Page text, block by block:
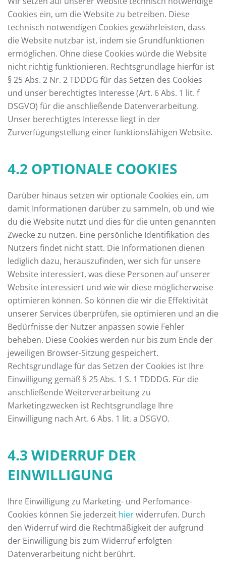
Cookies ein, um die Website zu betreiben. Diese
technisch notwendigen Cookies gewährleisten, dass
die Website nutzbar ist, indem sie Grundfunktionen
ermöglichen. Ohne diese Cookies würde die Website
nicht richtig funktionieren. Rechtsgrundlage hierfür ist
§ 25 Abs. 2 Nr. 2 TDDDG für das Setzen des Cookies
und unser berechtigtes Interesse (Art. 6 Abs. 1 lit. f
DSGVO) für die anschließende Datenverarbeitung.
Unser berechtigtes Interesse liegt in der
Zurverfügungstellung einer funktionsfähigen Website.
4.2 OPTIONALE COOKIES
Darüber hinaus setzen wir optionale Cookies ein, um
damit Informationen darüber zu sammeln, ob und wie
du die Website nutzt und dies für die unten genannten
Zwecke zu nutzen. Eine persönliche Identifikation des
Nutzers findet nicht statt. Die Informationen dienen
lediglich dazu, herauszufinden, wer sich für unsere
Website interessiert, was diese Personen auf unserer
Website interessiert und wie wir diese möglicherweise
optimieren können. So können die wir die Effektivität
unserer Services überprüfen, sie optimieren und an die
Bedürfnisse der Nutzer anpassen sowie Fehler
beheben. Diese Cookies werden nur bis zum Ende der
jeweiligen Browser-Sitzung gespeichert.
Rechtsgrundlage für das Setzen der Cookies ist Ihre
Einwilligung gemäß § 25 Abs. 1 S. 1 TDDDG. Für die
anschließende Weiterverarbeitung zu
Marketingzwecken ist Rechtsgrundlage Ihre
Einwilligung nach Art. 6 Abs. 1 lit. a DSGVO.
4.3 WIDERRUF DER
EINWILLIGUNG
Ihre Einwilligung zu Marketing- und Perfomance-
Cookies können Sie jederzeit hierwiderrufen. Durch
den Widerruf wird die Rechtmäßigkeit der aufgrund
der Einwilligung bis zum Widerruf erfolgten
Datenverarbeitung nicht berührt.